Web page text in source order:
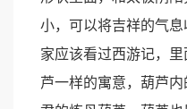
小，可以将吉祥的气
家应该看过西游记，
芦一样的寓意，葫芦